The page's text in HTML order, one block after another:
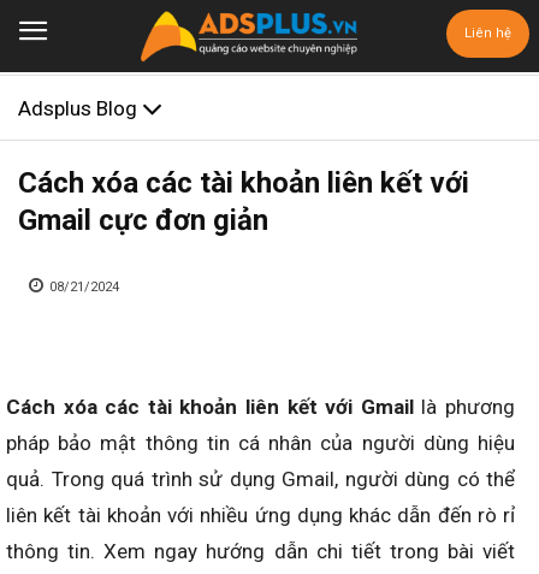
Liên hệ
Adsplus Blog
Cách xóa các tài khoản liên kết với
Gmail cực đơn giản
08/21/2024
Cách xóa các tài khoản liên kết với Gmaillà phương
pháp bảo mật thông tin cá nhân của người dùng hiệu
quả. Trong quá trình sử dụng Gmail, người dùng có thể
liên kết tài khoản với nhiều ứng dụng khác dẫn đến rò rỉ
thông tin. Xem ngay hướng dẫn chi tiết trong bài viết